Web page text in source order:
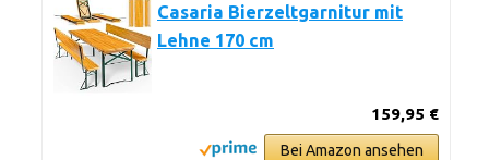
Casaria Bierzeltgarnitur mit
Lehne 170 cm
159,95 €
Bei Amazon ansehen